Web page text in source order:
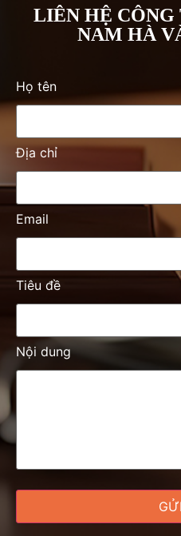
LIÊN HỆ
NAM HÀ
Họ tên
Địa chỉ
Email
Tiêu đề
Nội dung